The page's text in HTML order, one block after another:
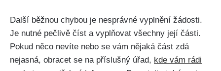
Další běžnou chybou je nesprávné vyplnění žádosti.
Je nutné pečlivě číst a vyplňovat všechny její části.
Pokud něco nevíte nebo se vám nějaká část zdá
nejasná, obracet se na příslušný úřad, kde vám rádi